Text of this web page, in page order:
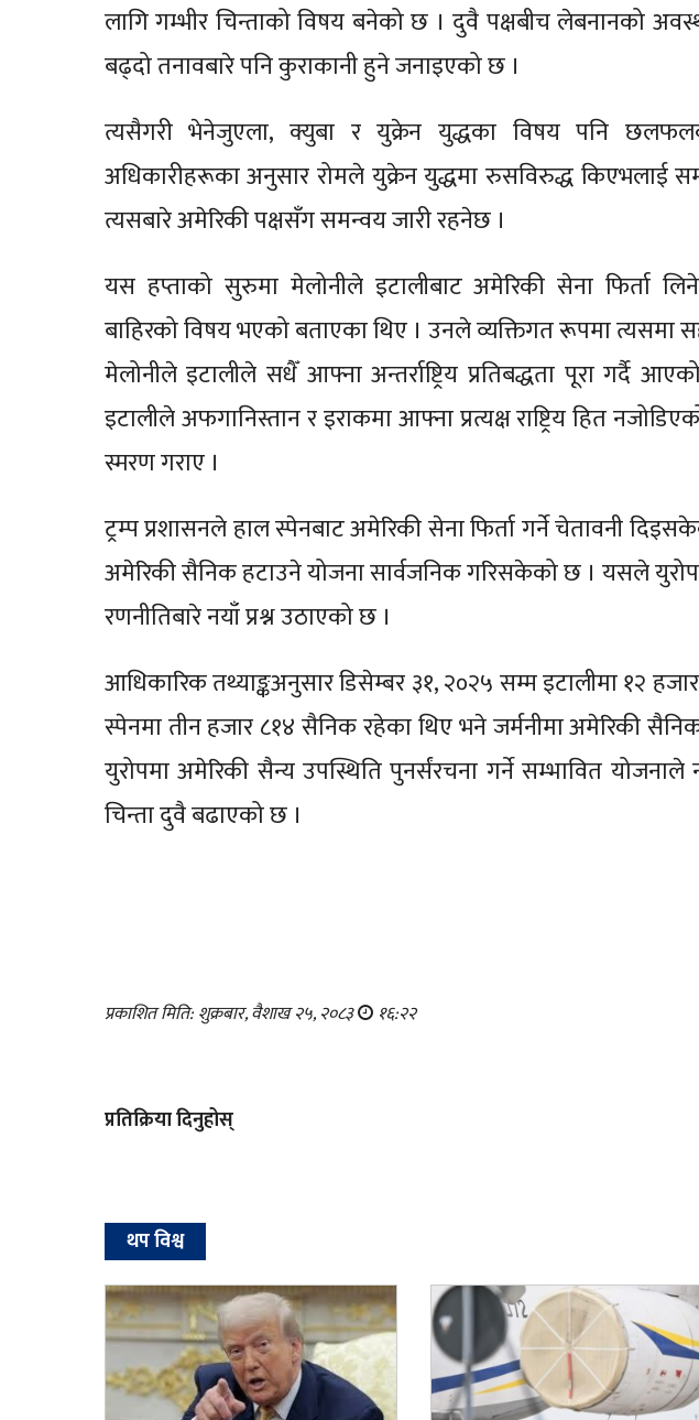
लागि गम्भीर चिन्ताको विषय बनेको छ । दुवै पक्षबीच लेबनानको
बढ्दो तनावबारे पनि कुराकानी हुने जनाइएको छ ।
त्यसैगरी भेनेजुएला, क्युबा र युक्रेन युद्धका विषय पनि
अधिकारीहरूका अनुसार रोमले युक्रेन युद्धमा रुसविरुद्ध किएभलाई
त्यसबारे अमेरिकी पक्षसँग समन्वय जारी रहनेछ ।
यस हप्ताको सुरुमा मेलोनीले इटालीबाट अमेरिकी सेना फिर्ता
बाहिरको विषय भएको बताएका थिए । उनले व्यक्तिगत रूपमा त्यसमा
मेलोनीले इटालीले सधैँ आफ्ना अन्तर्राष्ट्रिय प्रतिबद्धता पूरा गर्दै
इटालीले अफगानिस्तान र इराकमा आफ्ना प्रत्यक्ष राष्ट्रिय हित
स्मरण गराए ।
ट्रम्प प्रशासनले हाल स्पेनबाट अमेरिकी सेना फिर्ता गर्ने चेतावनी
अमेरिकी सैनिक हटाउने योजना सार्वजनिक गरिसकेको छ । यसले
रणनीतिबारे नयाँ प्रश्न उठाएको छ ।
आधिकारिक तथ्याङ्कअनुसार डिसेम्बर ३१, २०२५ सम्म इटालीमा १२
स्पेनमा तीन हजार ८१४ सैनिक रहेका थिए भने जर्मनीमा अमेरिकी
युरोपमा अमेरिकी सैन्य उपस्थिति पुनर्संरचना गर्ने सम्भावित योजनाले
चिन्ता दुवै बढाएको छ ।
प्रकाशित मिति: शुक्रबार, वैशाख २५, २०८३ १६:२२
प्रतिक्रिया दिनुहोस्
थप विश्व